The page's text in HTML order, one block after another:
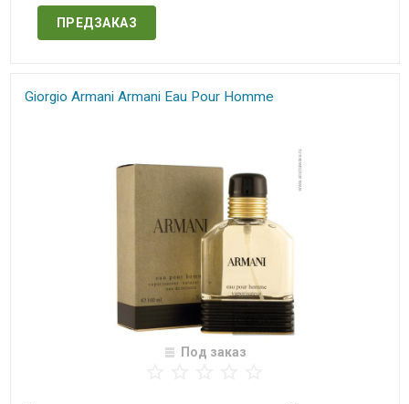
ПРЕДЗАКАЗ
Giorgio Armani Armani Eau Pour Homme
Под заказ